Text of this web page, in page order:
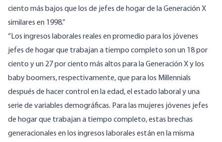
ciento más bajos que los de jefes de hogar de la Generación X
similares en 1998.”
“Los ingresos laborales reales en promedio para los jóvenes
jefes de hogar que trabajan a tiempo completo son un 18 por
ciento y un 27 por ciento más altos para la Generación X y los
baby boomers, respectivamente, que para los Millennials
después de hacer control en la edad, el estado laboral y una
serie de variables demográficas. Para las mujeres jóvenes jefes
de hogar que trabajan a tiempo completo, estas brechas
generacionales en los ingresos laborales están en la misma